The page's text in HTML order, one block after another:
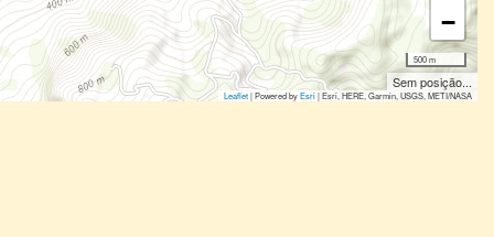
−
500 m
Sem posição...
Leaflet| Powered byEsri|Esri, HERE, Garmin, USGS, METI/NASA